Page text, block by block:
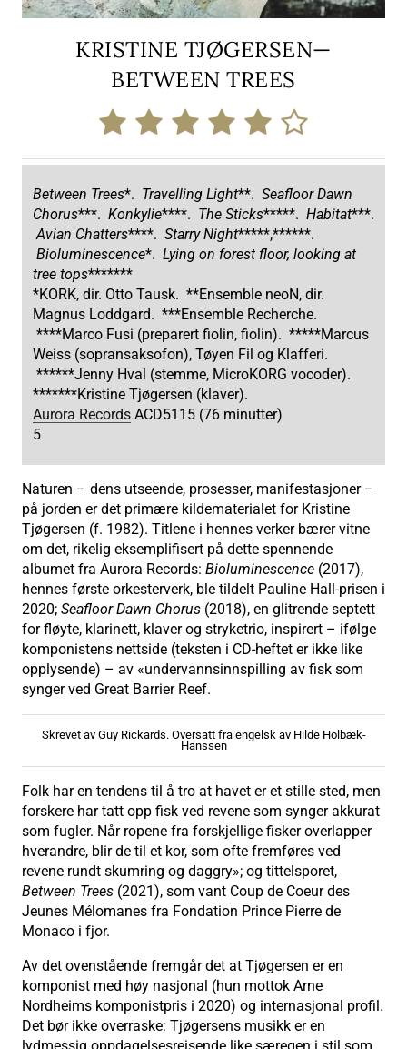
KRISTINE TJØGERSEN—
BETWEEN TREES
Between Trees*. Travelling Light**. Seafloor Dawn
Chorus***. Konkylie****. The Sticks*****. Habitat***.
Avian Chatters****. Starry Night*****,******.
Bioluminescence*. Lying on forest floor, looking at
tree tops*******
*KORK, dir. Otto Tausk. **Ensemble neoN, dir.
Magnus Loddgard. ***Ensemble Recherche.
****Marco Fusi (preparert fiolin, fiolin). *****Marcus
Weiss (sopransaksofon), Tøyen Fil og Klafferi.
******Jenny Hval (stemme, MicroKORG vocoder).
*******Kristine Tjøgersen (klaver).
Aurora Records ACD5115 (76 minutter)
5
Naturen – dens utseende, prosesser, manifestasjoner –
på jorden er det primære kildematerialet for Kristine
Tjøgersen (f. 1982). Titlene i hennes verker bærer vitne
om det, rikelig eksemplifisert på dette spennende
albumet fra Aurora Records: Bioluminescence (2017),
hennes første orkesterverk, ble tildelt Pauline Hall-prisen i
2020; Seafloor Dawn Chorus (2018), en glitrende septett
for fløyte, klarinett, klaver og stryketrio, inspirert – ifølge
komponistens nettside (teksten i CD-heftet er ikke like
opplysende) – av «undervannsinnspilling av fisk som
synger ved Great Barrier Reef.
Skrevet av Guy Rickards. Oversatt fra engelsk av Hilde Holbæk-
Hanssen
Folk har en tendens til å tro at havet er et stille sted, men
forskere har tatt opp fisk ved revene som synger akkurat
som fugler. Når ropene fra forskjellige fisker overlapper
hverandre, blir de til et kor, som ofte fremføres ved
revene rundt skumring og daggry»; og tittelsporet,
Between Trees (2021), som vant Coup de Coeur des
Jeunes Mélomanes fra Fondation Prince Pierre de
Monaco i fjor.
Av det ovenstående fremgår det at Tjøgersen er en
komponist med høy nasjonal (hun mottok Arne
Nordheims komponistpris i 2020) og internasjonal profil.
Det bør ikke overraske: Tjøgersens musikk er en